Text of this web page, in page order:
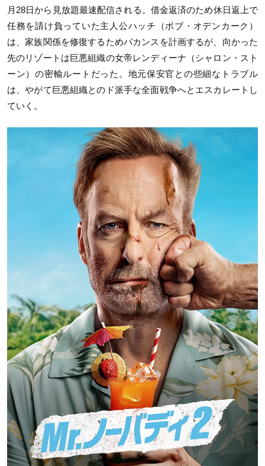
月28日から見放題最速配信される。借金返済のため休日返上で
任務を請け負っていた主人公ハッチ（ボブ・オデンカーク）
は、家族関係を修復するためバカンスを計画するが、向かった
先のリゾートは巨悪組織の女帝レンディーナ（シャロン・スト
ーン）の密輸ルートだった。地元保安官との些細なトラブル
は、やがて巨悪組織とのド派手な全面戦争へとエスカレートし
ていく。